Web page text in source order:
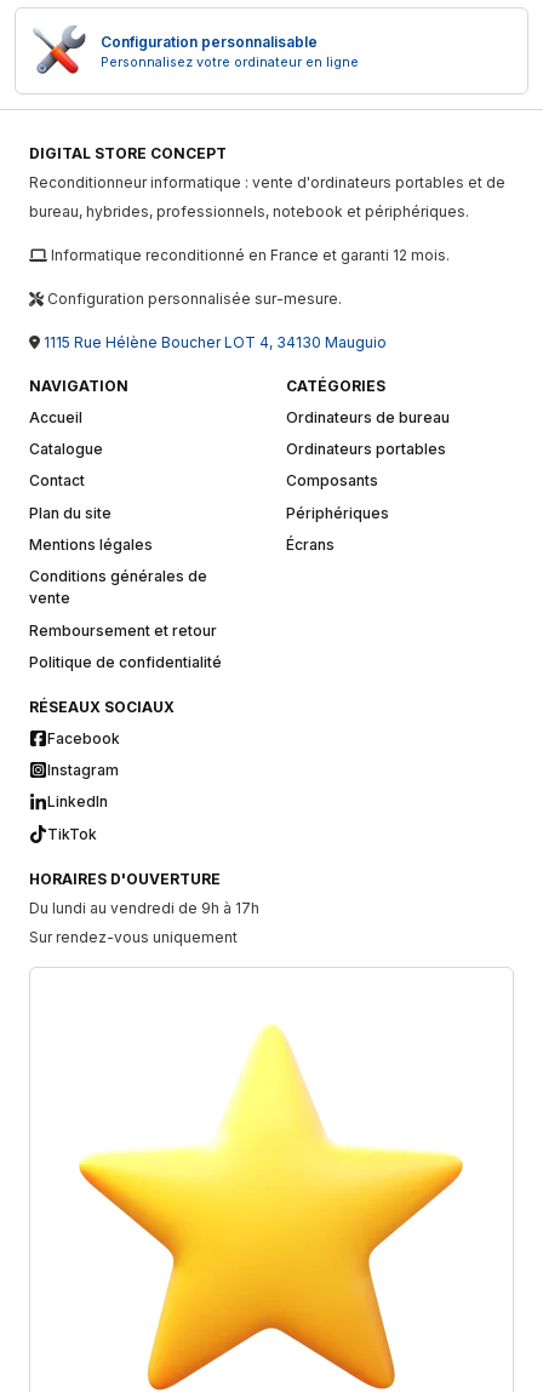
Configuration personnalisable
Personnalisez votre ordinateur en ligne
DIGITAL STORE CONCEPT
Reconditionneur informatique : vente d'ordinateurs portables et de
bureau, hybrides, professionnels, notebook et périphériques.
Informatique reconditionné en France et garanti 12 mois.
Configuration personnalisée sur-mesure.
1115 Rue Hélène Boucher LOT 4, 34130 Mauguio
NAVIGATION
Accueil
Catalogue
Contact
Plan du site
Mentions légales
Conditions générales de
vente
Remboursement et retour
Politique de confidentialité
CATÉGORIES
Ordinateurs de bureau
Ordinateurs portables
Composants
Périphériques
Écrans
RÉSEAUX SOCIAUX
Facebook
Instagram
LinkedIn
TikTok
HORAIRES D'OUVERTURE
Du lundi au vendredi de 9h à 17h
Sur rendez-vous uniquement